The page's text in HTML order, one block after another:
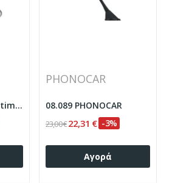
Metallic Frame Multimedia Universal 2DIN Necom...
PHONOCAR
08.089 PHONOCAR
23,00 €22,31 € -3%
Αγορά